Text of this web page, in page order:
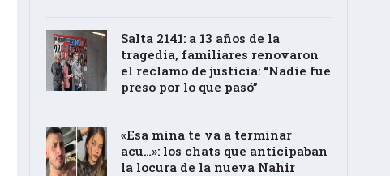
Salta 2141: a 13 años de la
tragedia, familiares renovaron
el reclamo de justicia: “Nadie fue
preso por lo que pasó”
«Esa mina te va a terminar
acu…»: los chats que anticipaban
la locura de la nueva Nahir